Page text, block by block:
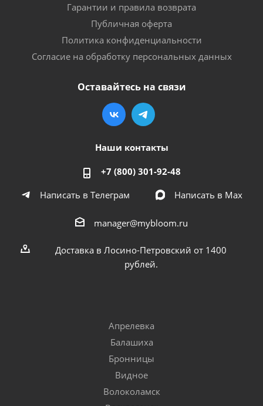
Гарантии и правила возврата
Публичная оферта
Политика конфиденциальности
Согласие на обработку персональных данных
Оставайтесь на связи
Наши контакты
+7 (800) 301-92-48
Написать в Телеграм
Написать в Мах
manager@mybloom.ru
Доставка в Лосино-Петровский от 1400
рублей.
Апрелевка
Балашиха
Бронницы
Видное
Волоколамск